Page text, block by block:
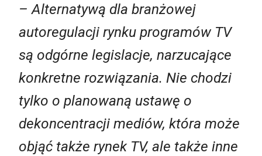
– Alternatywą dla branżowej
autoregulacji rynku programów TV
są odgórne legislacje, narzucające
konkretne rozwiązania. Nie chodzi
tylko o planowaną ustawę o
dekoncentracji mediów, która może
objąć także rynek TV, ale także inne